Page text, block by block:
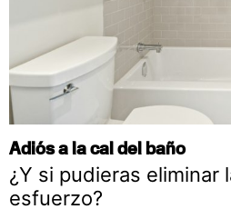
Adiós a la cal del baño
¿Y si pudieras eliminar
esfuerzo?